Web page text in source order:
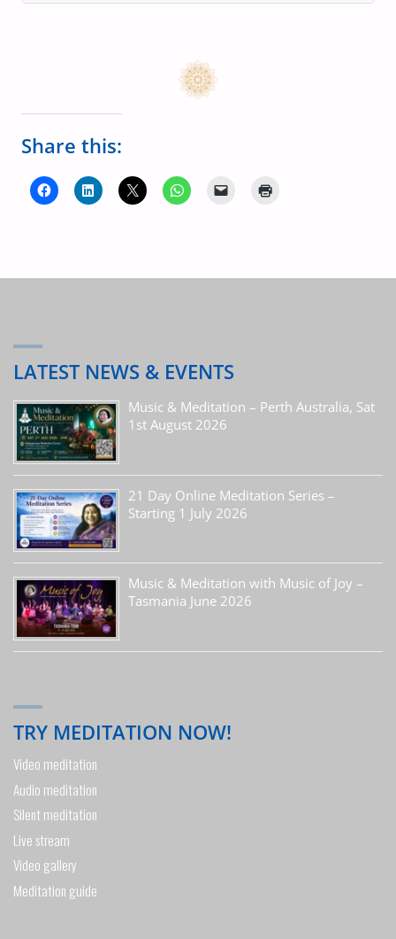
Download 10cm x 15cm
Spiritualità
Sistema sottile
Share this:
LATEST NEWS & EVENTS
Music & Meditation – Perth Australia, Sat
1st August 2026
21 Day Online Meditation Series –
Starting 1 July 2026
Music & Meditation with Music of Joy –
Tasmania June 2026
TRY MEDITATION NOW!
Video meditation
Audio meditation
Silent meditation
Live stream
Video gallery
Meditation guide